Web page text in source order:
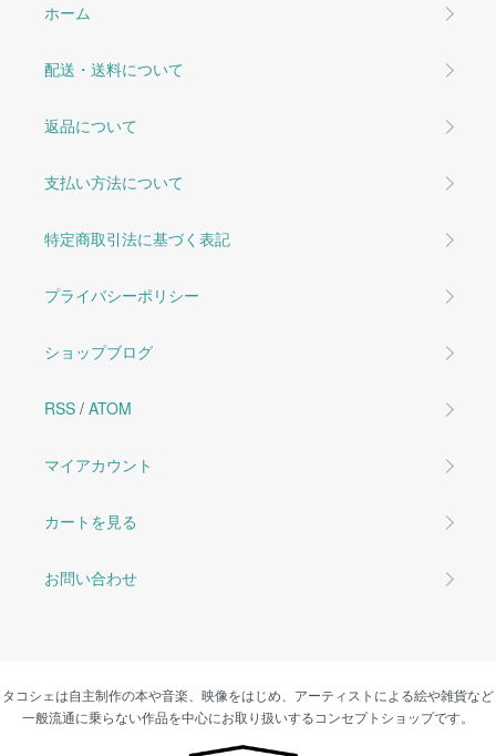
ホーム
配送・送料について
返品について
支払い方法について
特定商取引法に基づく表記
プライバシーポリシー
ショップブログ
RSS / ATOM
マイアカウント
カートを見る
お問い合わせ
タコシェは自主制作の本や音楽、映像をはじめ、アーティストによる絵や雑貨など
一般流通に乗らない作品を中心にお取り扱いするコンセプトショップです。